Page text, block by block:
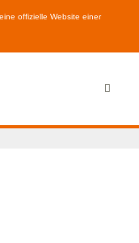
offizielle Website einer